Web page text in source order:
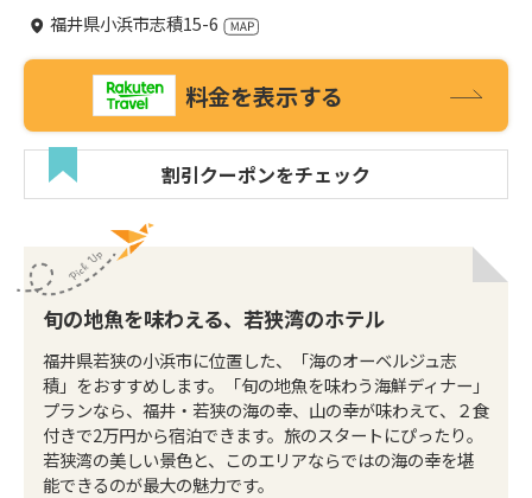
福井県小浜市志積15-6
料金を表示する
割引クーポンをチェック
旬の地魚を味わえる、若狭湾のホテル
福井県若狭の小浜市に位置した、「海のオーベルジュ志
積」をおすすめします。「旬の地魚を味わう海鮮ディナー」
プランなら、福井・若狭の海の幸、山の幸が味わえて、２食
付きで2万円から宿泊できます。旅のスタートにぴったり。
若狭湾の美しい景色と、このエリアならではの海の幸を堪
能できるのが最大の魅力です。